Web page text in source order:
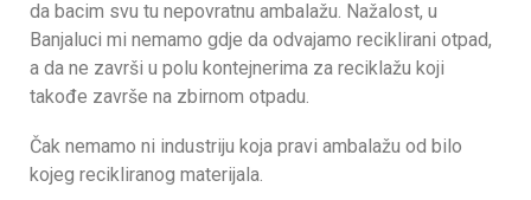
da bacim svu tu nepovratnu ambalažu. Nažalost, u
Banjaluci mi nemamo gdje da odvajamo reciklirani otpad,
a da ne završi u polu kontejnerima za reciklažu koji
takođe završe na zbirnom otpadu.
Čak nemamo ni industriju koja pravi ambalažu od bilo
kojeg recikliranog materijala.